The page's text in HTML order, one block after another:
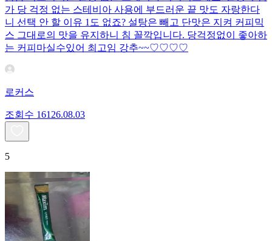
가 당 걱정 없는 스테비아 사용에 부드러운 끝 맛도 자랑한다
니 선택 안 할 이유 1도 없죠? 설탕은 빼고 단맛은 지켜 커피믹
스 그대로의 맛을 유지하니 침 꼴깍입니다. 당걱정없이 좋아하
는 커피마실수있어 최고임 강추~~♡♡♡♡
로커스
조회수 161 26.08.03
5